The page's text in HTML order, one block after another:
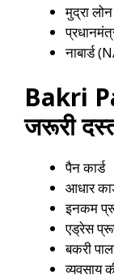
मुद्रा
नाबार्ड
Bakri
जरूरी
पैन कार्ड
आधार
इनकम
एड्रेस
बकरी
व्यवसाय